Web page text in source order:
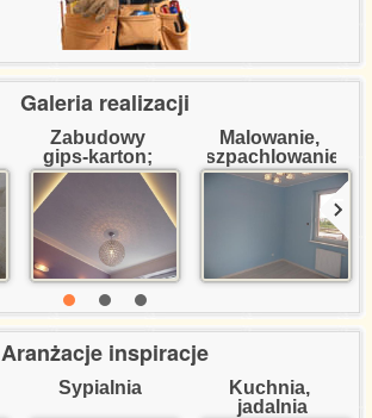
Galeria realizacji
Zabudowy
gips-karton;
dekoracje
Malowanie,
szpachlowanie
Aranżacje inspiracje
Sypialnia
Kuchnia,
jadalnia